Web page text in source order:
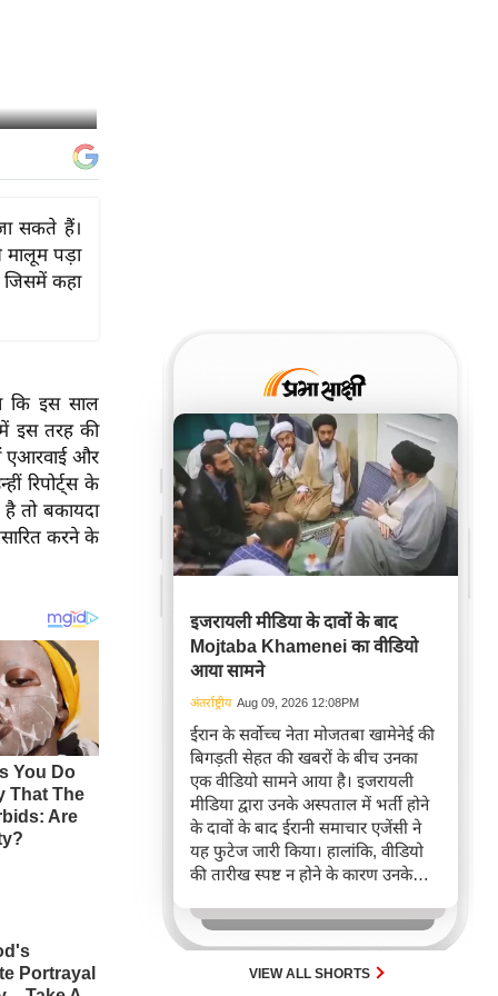
सकते हैं।
मालूम पड़ा
जिसमें कहा
कि इस साल
में इस तरह की
एआरवाई और
रिपोर्ट्स के
तो बकायदा
करने के
इजरायली मीडिया के दावों के बाद
Mojtaba Khamenei का वीडियो
आया सामने
अंतर्राष्ट्रीय Aug 09, 2026 12:08PM
ईरान के सर्वोच्च नेता मोजतबा खामेनेई की
बिगड़ती सेहत की खबरों के बीच उनका
एक वीडियो सामने आया है। इजरायली
मीडिया द्वारा उनके अस्पताल में भर्ती होने
के दावों के बाद ईरानी समाचार एजेंसी ने
यह फुटेज जारी किया। हालांकि, वीडियो
की तारीख स्पष्ट न होने के कारण उनके
है।
VIEW ALL SHORTS